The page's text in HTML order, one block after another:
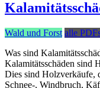
Wald und Forst alle
Was sind
Kalamitätsschäden sind
Dies sind Holzverkäufe,
Schnee-, Windbruch,